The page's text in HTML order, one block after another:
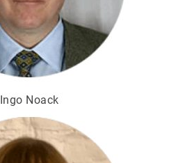
Ingo Noack